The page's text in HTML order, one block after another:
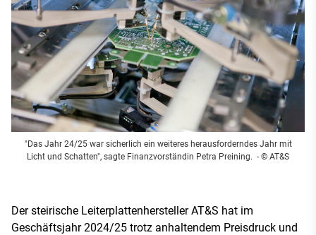
"Das Jahr 24/25 war sicherlich ein weiteres herausforderndes Jahr mit
Licht und Schatten", sagte Finanzvorständin Petra Preining. - © AT&S
Der steirische Leiterplattenhersteller AT&S hat im
Geschäftsjahr 2024/25 trotz anhaltendem Preisdruck und